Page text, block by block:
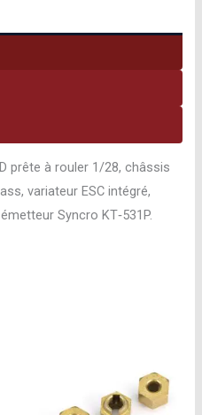
prête à rouler 1/28, châssis
variateur ESC intégré,
Syncro KT‑531P.